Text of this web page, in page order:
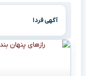
آگهی فردا